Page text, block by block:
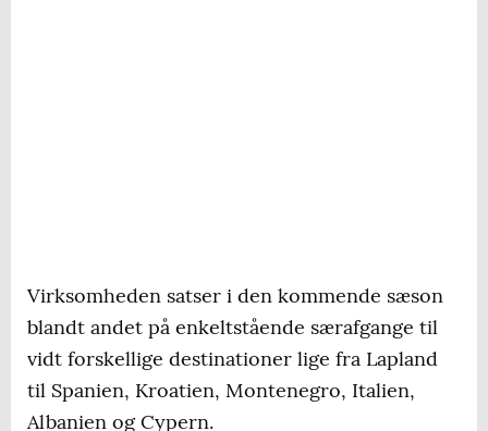
Virksomheden satser i den kommende sæson
blandt andet på enkeltstående særafgange til
vidt forskellige destinationer lige fra Lapland
til Spanien, Kroatien, Montenegro, Italien,
Albanien og Cypern.